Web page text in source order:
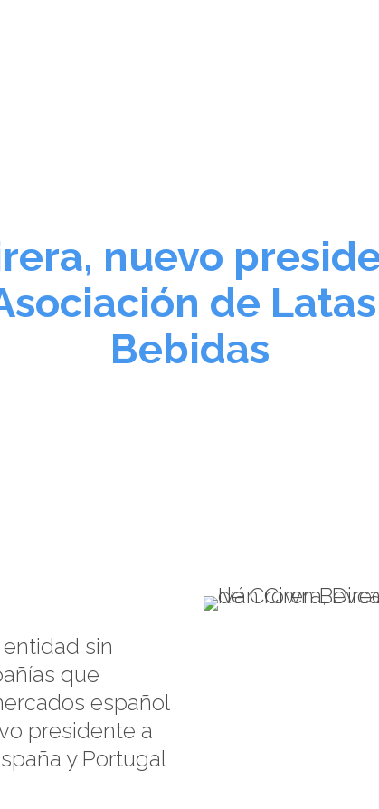
nuevo
de
Bebidas
entidad sin
que
español
presidente a
y Portugal